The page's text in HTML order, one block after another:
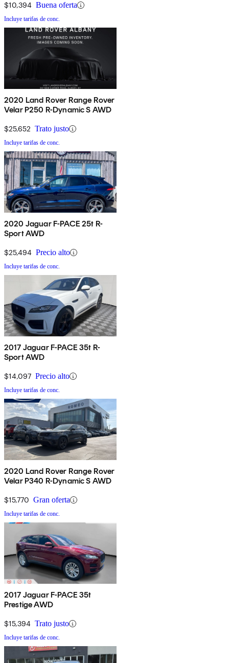
$10,394 Buena oferta
Incluye tarifas de conc.
2020 Land Rover Range Rover
Velar P250 R-Dynamic S AWD
$25,652 Trato justo
Incluye tarifas de conc.
2020 Jaguar F-PACE 25t R-
Sport AWD
$25,494 Precio alto
Incluye tarifas de conc.
2017 Jaguar F-PACE 35t R-
Sport AWD
$14,097 Precio alto
Incluye tarifas de conc.
2020 Land Rover Range Rover
Velar P340 R-Dynamic S AWD
$15,770 Gran oferta
Incluye tarifas de conc.
2017 Jaguar F-PACE 35t
Prestige AWD
$15,394 Trato justo
Incluye tarifas de conc.